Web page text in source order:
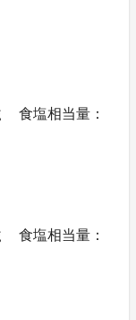
食塩相当量：
食塩相当量：